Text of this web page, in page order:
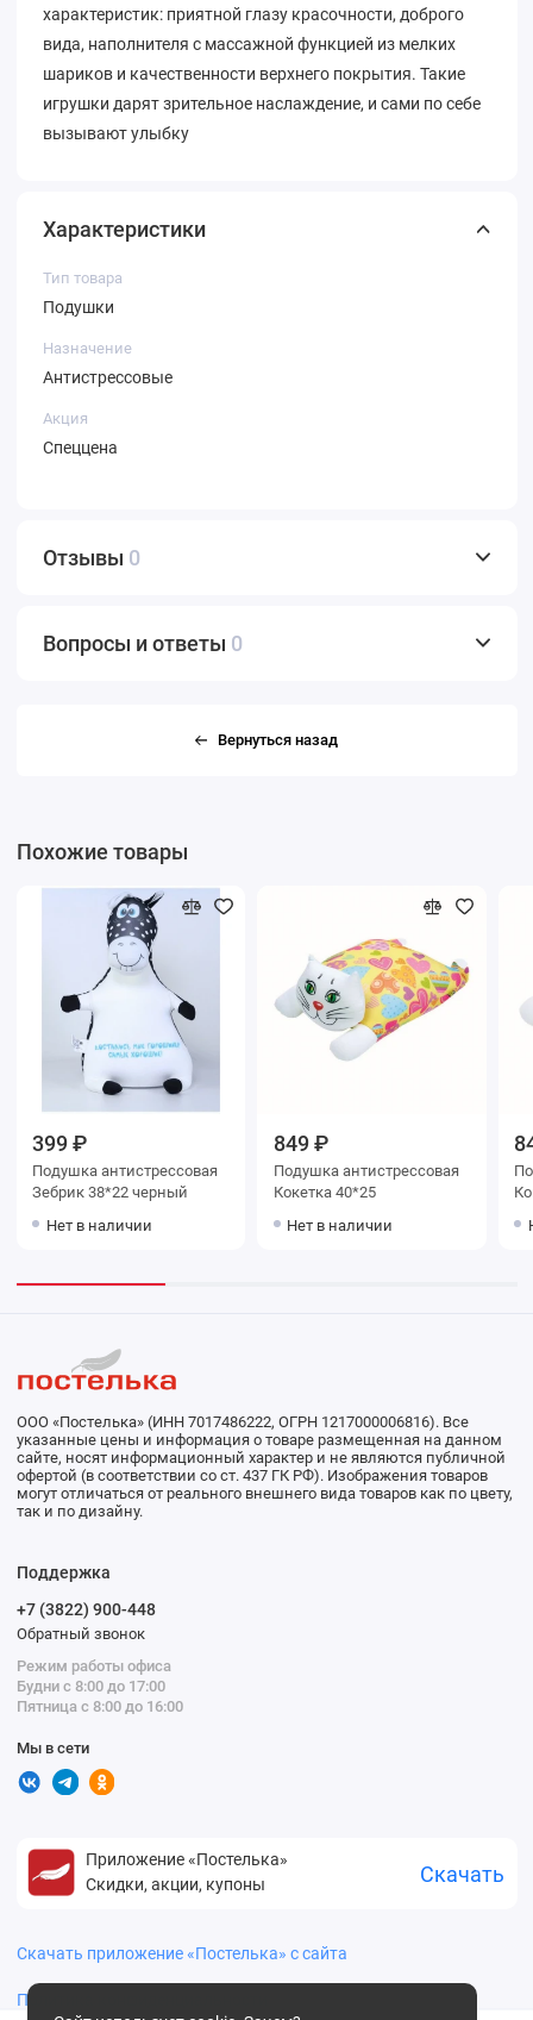
характеристик: приятной глазу красочности, доброго
вида, наполнителя с массажной функцией из мелких
шариков и качественности верхнего покрытия. Такие
игрушки дарят зрительное наслаждение, и сами по себе
вызывают улыбку
Характеристики
Тип товара
Подушки
Назначение
Антистрессовые
Акция
Спеццена
Отзывы 0
Вопросы и ответы 0
Вернуться назад
Похожие товары
399 ₽
Подушка антистрессовая
Зебрик 38*22 черный
Нет в наличии
849 ₽
Подушка антистрессовая
Кокетка 40*25
Нет в наличии
ООО «Постелька» (ИНН 7017486222, ОГРН 1217000006816). Все
указанные цены и информация о товаре размещенная на данном
сайте, носят информационный характер и не являются публичной
офертой (в соответствии со ст. 437 ГК РФ). Изображения товаров
могут отличаться от реального внешнего вида товаров как по цвету,
так и по дизайну.
Поддержка
+7 (3822) 900-448
Обратный звонок
Режим работы офиса
Будни с 8:00 до 17:00
Пятница с 8:00 до 16:00
Мы в сети
Приложение «Постелька»
Скидки, акции, купоны
Скачать
Скачать приложение «Постелька» с сайта
Политика конфиденциальности